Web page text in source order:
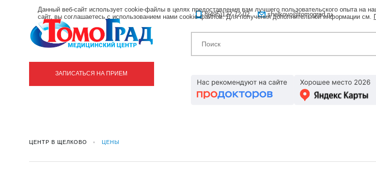
8(495)127-72-02 shelkovo@tomograd.ru
ЗАПИСАТЬСЯ НА ПРИЕМ
ЦЕНТР В ЩЕЛКОВО ЦЕНЫ
Данный веб-сайт использует cookie-файлы в целях предоставления вам лучшего пользовательского опыта на
сайт, вы соглашаетесь с использованием нами cookie-файлов. Для получения дополнительной информации см.